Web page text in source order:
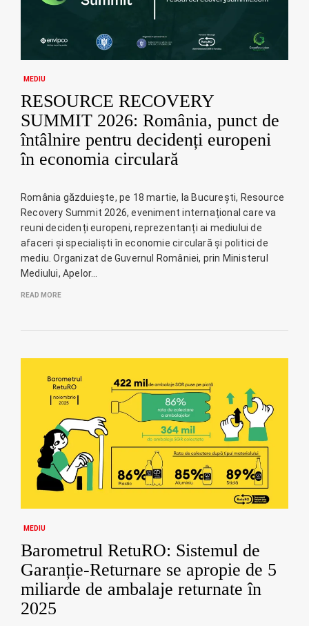
MEDIU
RESOURCE RECOVERY
SUMMIT 2026: România, punct de
întâlnire pentru decidenți europeni
în economia circulară
România găzduiește, pe 18 martie, la București, Resource
Recovery Summit 2026, eveniment internațional care va
reuni decidenți europeni, reprezentanți ai mediului de
afaceri și specialiști în economie circulară și politici de
mediu. Organizat de Guvernul României, prin Ministerul
Mediului, Apelor…
READ MORE
MEDIU
Barometrul RetuRO: Sistemul de
Garanție-Returnare se apropie de 5
miliarde de ambalaje returnate în
2025